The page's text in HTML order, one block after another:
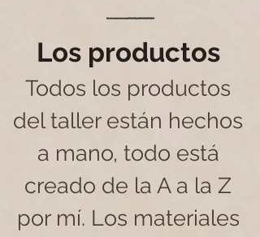
Los productos
Todos los productos
del taller están hechos
a mano, todo está
creado de la A a la Z
por mí. Los materiales